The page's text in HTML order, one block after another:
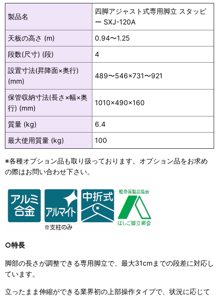
製品名
四脚アジャスト式専用脚立 スタッピ
ー SXJ-120A
天板の高さ (m)
0.94〜1.25
段数(尺寸) (段)
4
設置寸法(昇降面×奥行)
(mm)
489〜546×731〜921
保管収納寸法(長さ×幅×奥
行) (mm)
1010×490×160
質量 (kg)
6.4
最大使用質量 (kg)
100
※各種オプション品も取り扱っております。オプション品をお求め
の際はお問い合わせ下さい。
○特長
脚部の長さが調整できる専用脚立で、最大31cmまでの段差に対応し
ています。
立ったまま伸縮ができる業界初の上部操作タイプで、状況に応じて